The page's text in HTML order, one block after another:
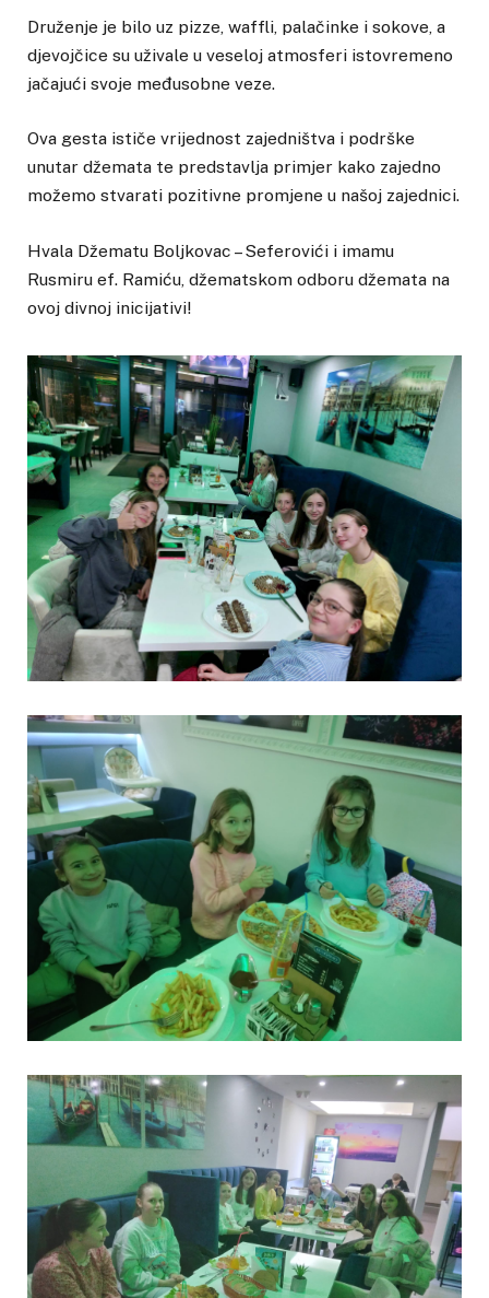
Druženje je bilo uz pizze, waffli, palačinke i sokove, a
djevojčice su uživale u veseloj atmosferi istovremeno
jačajući svoje međusobne veze.
Ova gesta ističe vrijednost zajedništva i podrške
unutar džemata te predstavlja primjer kako zajedno
možemo stvarati pozitivne promjene u našoj zajednici.
Hvala Džematu Boljkovac – Seferovići i imamu
Rusmiru ef. Ramiću, džematskom odboru džemata na
ovoj divnoj inicijativi!